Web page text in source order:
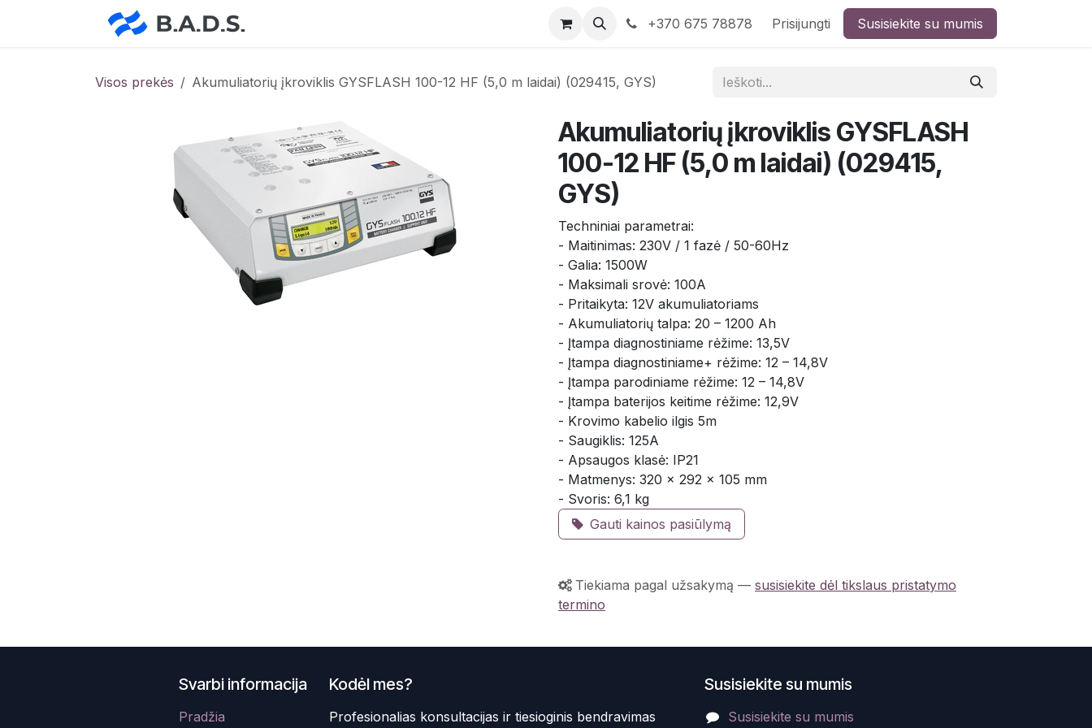
+370 675 78878 Prisijungti Susisiekite su mumis
Visos prekės Akumuliatorių įkroviklis GYSFLASH 100-12 HF (5,0 m laidai) (029415, GYS)
Akumuliatorių įkroviklis GYSFLASH
100-12 HF (5,0 m laidai) (029415,
GYS)
Techniniai parametrai:
- Maitinimas: 230V / 1 fazė / 50-60Hz
- Galia: 1500W
- Maksimali srovė: 100A
- Pritaikyta: 12V akumuliatoriams
- Akumuliatorių talpa: 20 – 1200 Ah
- Įtampa diagnostiniame rėžime: 13,5V
- Įtampa diagnostiniame+ rėžime: 12 – 14,8V
- Įtampa parodiniame rėžime: 12 – 14,8V
- Įtampa baterijos keitime rėžime: 12,9V
- Krovimo kabelio ilgis 5m
- Saugiklis: 125A
- Apsaugos klasė: IP21
- Matmenys: 320 x 292 x 105 mm
- Svoris: 6,1 kg
Gauti kainos pasiūlymą
Tiekiama pagal užsakymą — susisiekite dėl tikslaus pristatymo
termino
Susisiekite su mumis
Susisiekite su mumis
Kodėl mes?
Profesionalias konsultacijas ir tiesioginis bendravimas
Svarbi informacija
Pradžia